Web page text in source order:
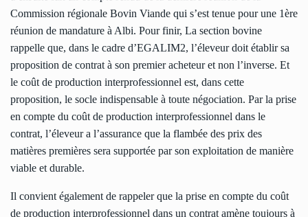
Commission régionale Bovin Viande qui s’est tenue pour une 1ère
réunion de mandature à Albi. Pour finir, La section bovine
rappelle que, dans le cadre d’EGALIM2, l’éleveur doit établir sa
proposition de contrat à son premier acheteur et non l’inverse. Et
le coût de production interprofessionnel est, dans cette
proposition, le socle indispensable à toute négociation. Par la prise
en compte du coût de production interprofessionnel dans le
contrat, l’éleveur a l’assurance que la flambée des prix des
matières premières sera supportée par son exploitation de manière
viable et durable.
Il convient également de rappeler que la prise en compte du coût
de production interprofessionnel dans un contrat amène toujours à